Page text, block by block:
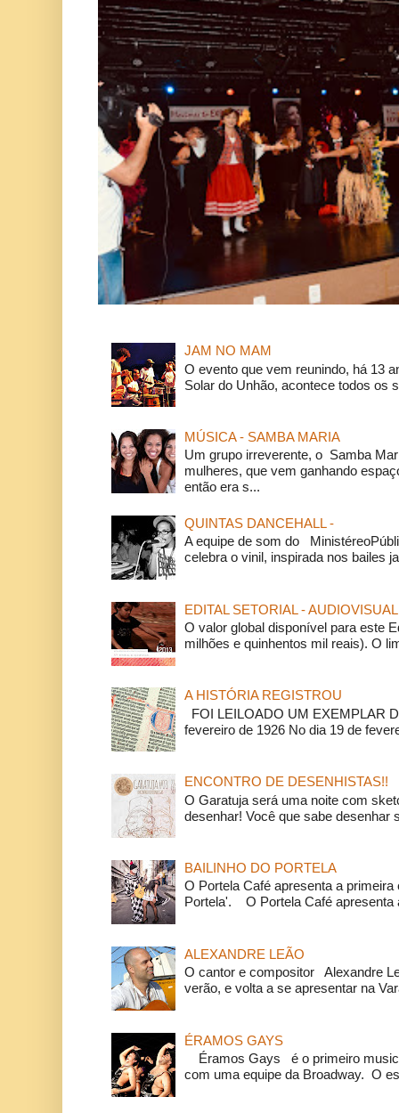
JAM NO MAM
O evento que vem reunindo, há 13
Solar do Unhão, acontece todos os
MÚSICA - SAMBA MARIA
Um grupo irreverente, o Samba
mulheres, que vem ganhando
então era s...
QUINTAS DANCEHALL -
A equipe de som do
celebra o vinil, inspirada nos bailes
EDITAL SETORIAL - AUDIOVISUAL
O valor global disponível para este
milhões e quinhentos mil reais). O
A HISTÓRIA REGISTROU
FOI LEILOADO UM EXEMPLAR
fevereiro de 1926 No dia 19 de
ENCONTRO DE DESENHISTAS!!
O Garatuja será uma noite com
desenhar! Você que sabe desenhar
BAILINHO DO PORTELA
O Portela Café apresenta a
Portela'. O Portela Café apresenta
ALEXANDRE LEÃO
O cantor e compositor Alexandre
verão, e volta a se apresentar na
ÉRAMOS GAYS
Éramos Gays é o primeiro
com uma equipe da Broadway. O